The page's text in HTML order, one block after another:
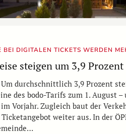
BEI DIGITALEN TICKETS WERDEN
steigen um 3,9 Prozent
Um durchschnittlich 3,9 Prozent
des bodo-Tarifs zum 1. August
Vorjahr. Zugleich baut der
weiter aus. In der